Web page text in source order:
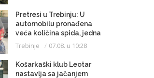
Pretresi u Trebinju: U
automobilu pronađena
veća količina spida, jedna
osoba uhapšena
Trebinje 07.08. u 10:28
Košarkaški klub Leotar
nastavlja sa jačanjem